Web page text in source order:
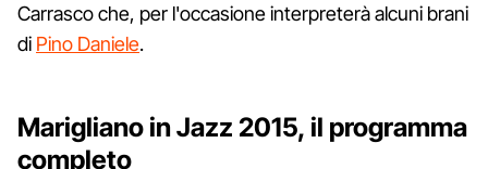
Carrasco che, per l'occasione interpreterà alcuni brani
di Pino Daniele.
Marigliano in Jazz 2015, il programma
completo